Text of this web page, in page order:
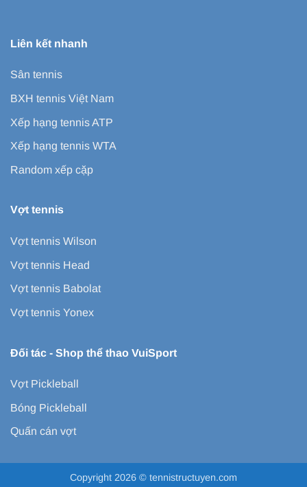
Liên kết nhanh
Sân tennis
BXH tennis Việt Nam
Xếp hạng tennis ATP
Xếp hạng tennis WTA
Random xếp cặp
Vợt tennis
Vợt tennis Wilson
Vợt tennis Head
Vợt tennis Babolat
Vợt tennis Yonex
Đối tác - Shop thể thao VuiSport
Vợt Pickleball
Bóng Pickleball
Quấn cán vợt
Copyright 2026 © tennistructuyen.com